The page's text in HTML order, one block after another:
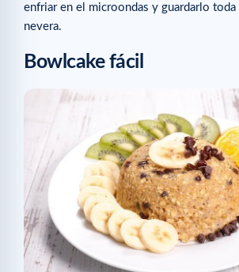
enfriar en el microondas y guardarlo toda
nevera.
Bowlcake fácil